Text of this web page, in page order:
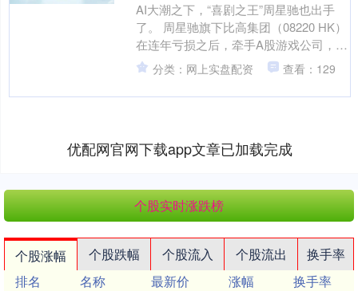
AI大潮之下，“喜剧之王”周星驰也出手
了。 周星驰旗下比高集团（08220 HK）
在连年亏损之后，牵手A股游戏公司，双
方将成立合营公司，探索人工智能在游
戏、影视....
分类：网上实盘配资 查看：129
优配网官网下载app文章已加载完成
个股实时涨跌榜
个股涨幅 个股跌幅 个股流入 个股流出
换手率
排名
名称 最新价 涨幅
换手率